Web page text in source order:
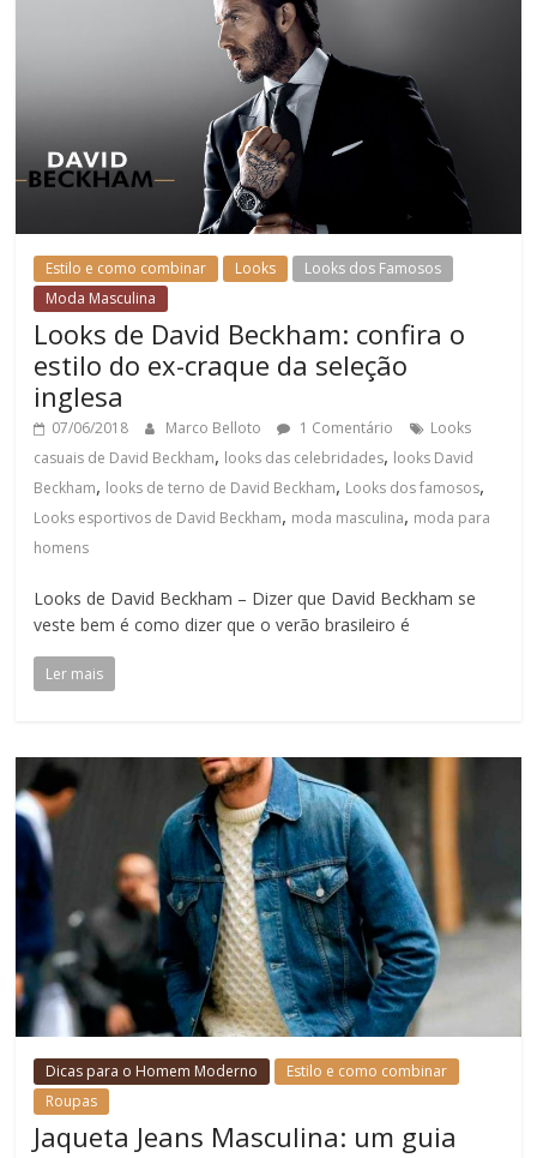
Estilo e como combinar Looks
Looks dos Famosos
Moda Masculina
Looks de David Beckham: confira o
estilo do ex-craque da seleção
inglesa
07/06/2018 Marco Belloto 1 Comentário
Looks
casuais de David Beckham, looks das celebridades, looks David
Beckham, looks de terno de David Beckham, Looks dos famosos,
Looks esportivos de David Beckham, moda masculina, moda para
homens
Looks de David Beckham – Dizer que David Beckham se
veste bem é como dizer que o verão brasileiro é
Ler mais
Dicas para o Homem Moderno
Estilo e como combinar
Roupas
Jaqueta Jeans Masculina: um guia